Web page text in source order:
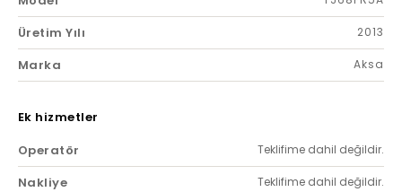
Üretim Yılı 2013
Marka Aksa
Ek hizmetler
Operatör
Teklifime dahil değildir.
Nakliye Teklifime dahil değildir.